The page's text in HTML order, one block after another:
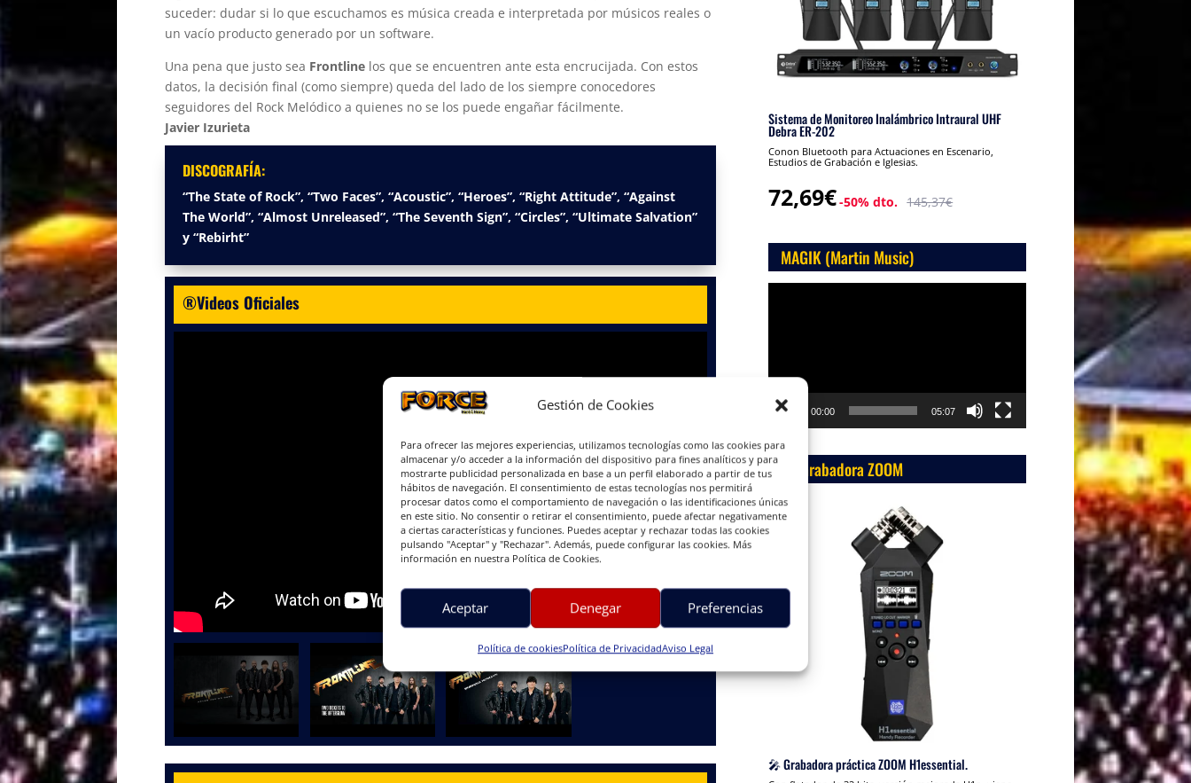
Gestión de Cookies
Para ofrecer las mejores experiencias, utilizamos tecnologías como las cookies para
almacenar y/o acceder a la información del dispositivo para fines analíticos y para
mostrarte publicidad personalizada en base a un perfil elaborado a partir de tus
hábitos de navegación. El consentimiento de estas tecnologías nos permitirá
procesar datos como el comportamiento de navegación o las identificaciones únicas
en este sitio. No consentir o retirar el consentimiento, puede afectar negativamente
a ciertas características y funciones. Puedes aceptar y rechazar todas las cookies
pulsando "Aceptar" y "Rechazar". Además, puede configurar las cookies. Más
información en nuestra Política de Cookies.
Aceptar Denegar Preferencias
Política de cookiesPolítica de PrivacidadAviso Legal
suceder: dudar si lo que escuchamos es música creada e interpretada por músicos reales o
un vacío producto generado por un software.
Una pena que justo sea Frontline los que se encuentren ante esta encrucijada. Con estos
datos, la decisión final (como siempre) queda del lado de los siempre conocedores
seguidores del Rock Melódico a quienes no se los puede engañar fácilmente.
Javier Izurieta
DISCOGRAFÍA:
“The State of Rock”, “Two Faces”, “Acoustic”, “Heroes”, “Right Attitude”, “Against
The World”, “Almost Unreleased”, “The Seventh Sign”, “Circles”, “Ultimate Salvation”
y “Rebirht”
®Videos Oficiales
Sistema de Monitoreo Inalámbrico Intraural UHF
Debra ER-202
Conon Bluetooth para Actuaciones en Escenario,
Estudios de Grabación e Iglesias.
72,69€-50% dto. 145,37€
MAGIK (Martin Music)
00:00 05:07
💥 Grabadora ZOOM
🎤 Grabadora práctica ZOOM H1essential.